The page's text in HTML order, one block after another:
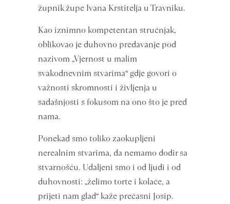
župnik župe Ivana Krstitelja u Travniku.
Kao iznimno kompetentan stručnjak,
oblikovao je duhovno predavanje pod
nazivom „Vjernost u malim
svakodnevnim stvarima“ gdje govori o
važnosti skromnosti i življenja u
sadašnjosti s fokusom na ono što je pred
nama.
Ponekad smo toliko zaokupljeni
nerealnim stvarima, da nemamo dodir sa
stvarnošću. Udaljeni smo i od ljudi i od
duhovnosti: „želimo torte i kolače, a
prijeti nam glad“ kaže prečasni Josip.